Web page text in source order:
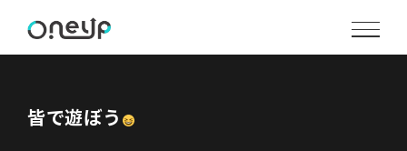
皆で遊ぼう